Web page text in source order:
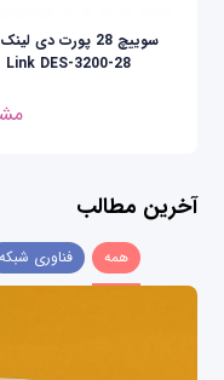
Link DES-3200-28
آخرین مطالب
همه فناوری شبکه